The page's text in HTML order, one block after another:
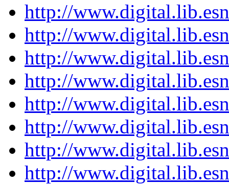
http://
http://
http://
http://
http://
http://
http://
http://